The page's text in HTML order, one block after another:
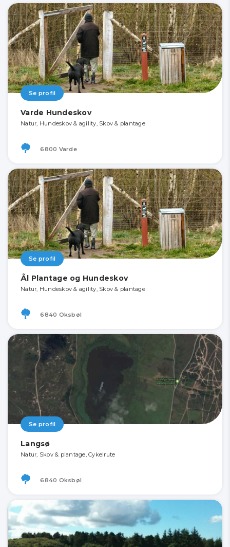
Se profil
Varde Hundeskov
Natur, Hundeskov & agility, Skov & plantage
6800 Varde
Se profil
Ål Plantage og Hundeskov
Natur, Hundeskov & agility, Skov & plantage
6840 Oksbøl
Se profil
Langsø
Natur, Skov & plantage, Cykelrute
6840 Oksbøl